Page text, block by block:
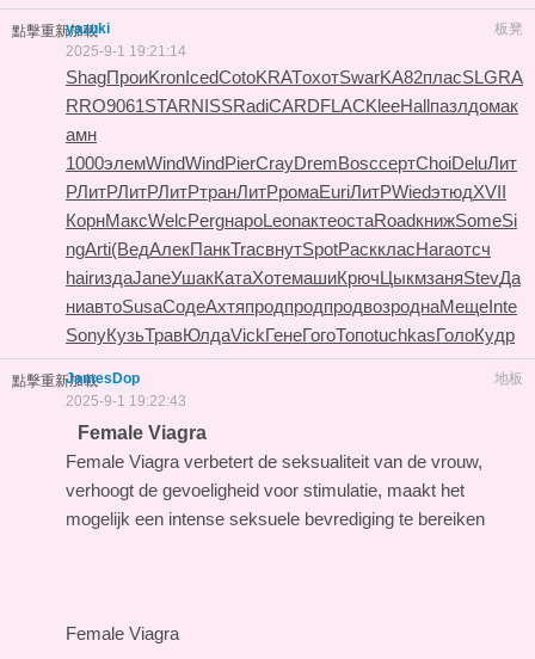
點擊重新加載 板凳
yazuki
2025-9-1 19:21:14
ShagПроиKronIcedCotoKRATохотSwarKA82пласSLGRA
RRO9061STARNISSRadiCARDFLACKleeHallпазлдомак
амн
1000элемWindWindPierCrayDremBoscсертChoiDeluЛит
РЛитРЛитРЛитРтранЛитРромаEuriЛитРWiedэтюдXVII
КорнМаксWelcPergнароLeonактеостаRoadкнижSomeSi
ngArti(ВедАлекПанкTracвнутSpotРасккласHaraотсч
hairиздаJaneУшакКатаХотемашиКрючЦыкмзаняStevДа
ниавтоSusaСодеАхтяпродпродпродвозроднаМещеInte
SonyКузьТравЮлдаVickГенеГогоТопоtuchkasГолоКудр
點擊重新加載 地板
JamesDop
2025-9-1 19:22:43
Female Viagra
Female Viagra verbetert de seksualiteit van de vrouw,
verhoogt de gevoeligheid voor stimulatie, maakt het
mogelijk een intense seksuele bevrediging te bereiken
Female Viagra